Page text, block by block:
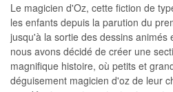
Le magicien d'Oz, cette fiction de
les enfants depuis la parution du
jusqu'à la sortie des dessins animés
nous avons décidé de créer une
magnifique histoire, où petits et
déguisement magicien d'oz de leur